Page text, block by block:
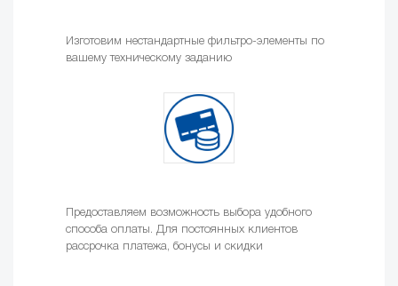
Изготовим нестандартные фильтро-элементы по
вашему техническому заданию
Предоставляем возможность выбора удобного
способа оплаты. Для постоянных клиентов
рассрочка платежа, бонусы и скидки